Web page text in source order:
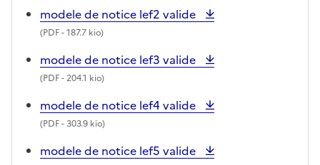
modele de notice lef2 valide
(PDF- 187.7 kio)
modele de notice lef3 valide
(PDF- 204.1 kio)
modele de notice lef4 valide
(PDF- 303.9 kio)
modele de notice lef5 valide